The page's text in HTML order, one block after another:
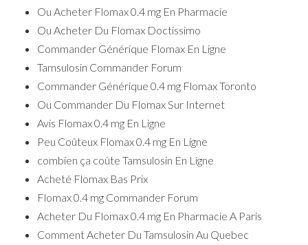
Ou Acheter Flomax 0.4 mg En Pharmacie
Ou Acheter Du Flomax Doctissimo
Commander Générique Flomax En Ligne
Tamsulosin Commander Forum
Commander Générique 0.4 mg Flomax Toronto
Ou Commander Du Flomax Sur Internet
Avis Flomax 0.4 mg En Ligne
Peu Coûteux Flomax 0.4 mg En Ligne
combien ça coûte Tamsulosin En Ligne
Acheté Flomax Bas Prix
Flomax 0.4 mg Commander Forum
Acheter Du Flomax 0.4 mg En Pharmacie A Paris
Comment Acheter Du Tamsulosin Au Quebec